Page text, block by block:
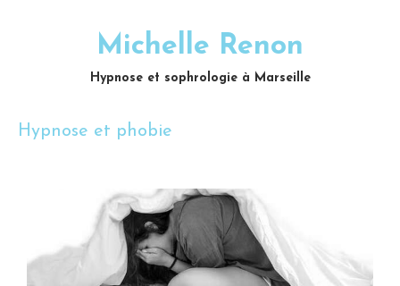
Michelle Renon
Hypnose et sophrologie à Marseille
Hypnose et phobie